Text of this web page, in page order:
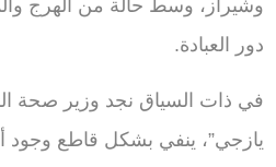
وشيراز، وسط حالة من الهرج
دور العبادة.
في ذات السياق نجد وزير صحة
يازجي”، ينفي بشكل قاطع وجود